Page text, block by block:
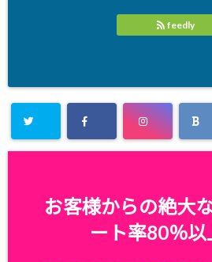
feedly
お客様からの絶大
ート率80％以